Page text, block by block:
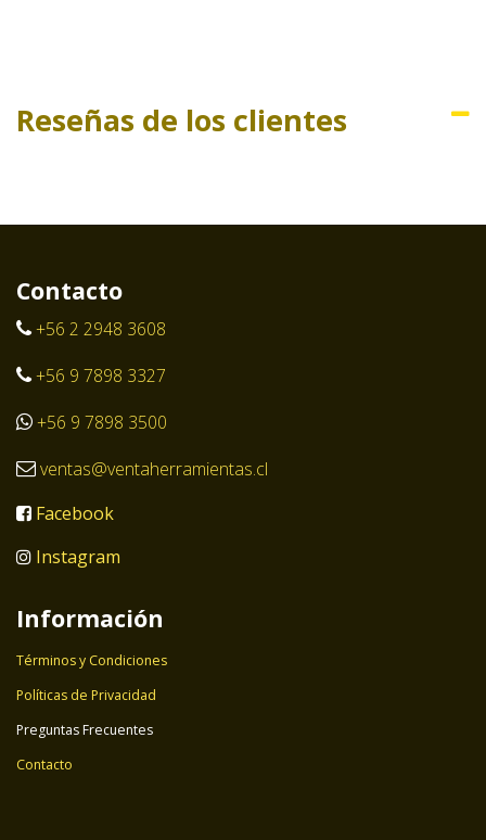
Reseñas de los clientes
Contacto
+56 2 2948 3608
+56 9 7898 3327
+56 9 7898 3500
ventas@ventaherramientas.cl
Facebook
Instagram
Información
Términos y Condiciones
Políticas de Privacidad
Preguntas Frecuentes
Contacto